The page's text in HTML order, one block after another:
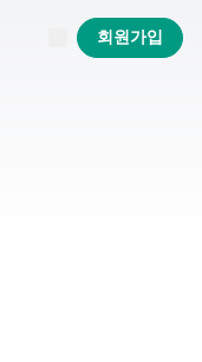
회원가입